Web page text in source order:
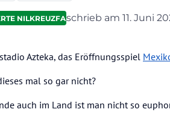
NILKREUZFAHRTENschrieb am 11. Juni
zuletzt editiert von
Azteka, das Eröffnungsspiel
mal so gar nicht?
auch im Land ist man nicht so